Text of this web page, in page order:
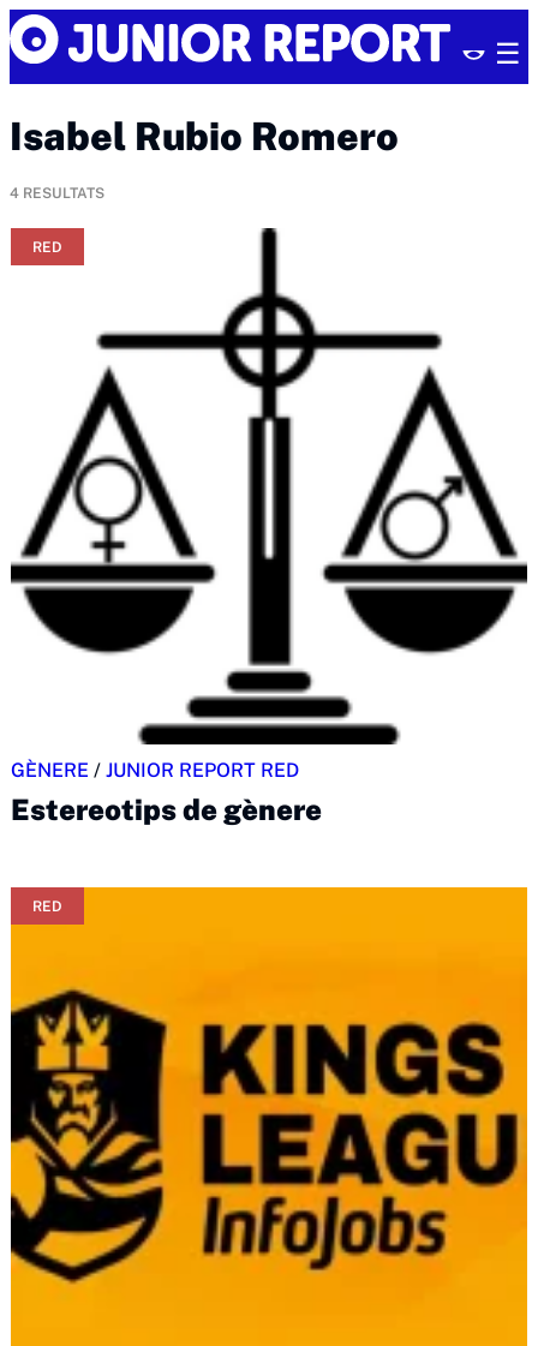
Skip
to
content
Junior
Report
Isabel Rubio Romero
4 RESULTATS
RED
GÈNERE / JUNIOR REPORT RED
Estereotips de gènere
RED